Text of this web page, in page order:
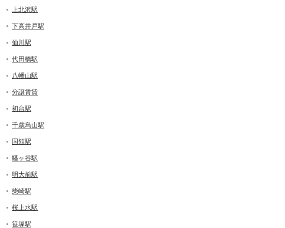
上北沢駅
下高井戸駅
仙川駅
代田橋駅
八幡山駅
分譲賃貸
初台駅
千歳烏山駅
国領駅
幡ヶ谷駅
明大前駅
柴崎駅
桜上水駅
笹塚駅